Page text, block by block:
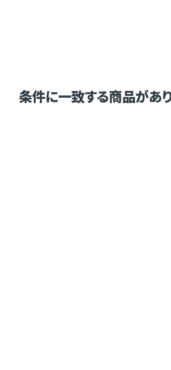
条件に一致する商品があ